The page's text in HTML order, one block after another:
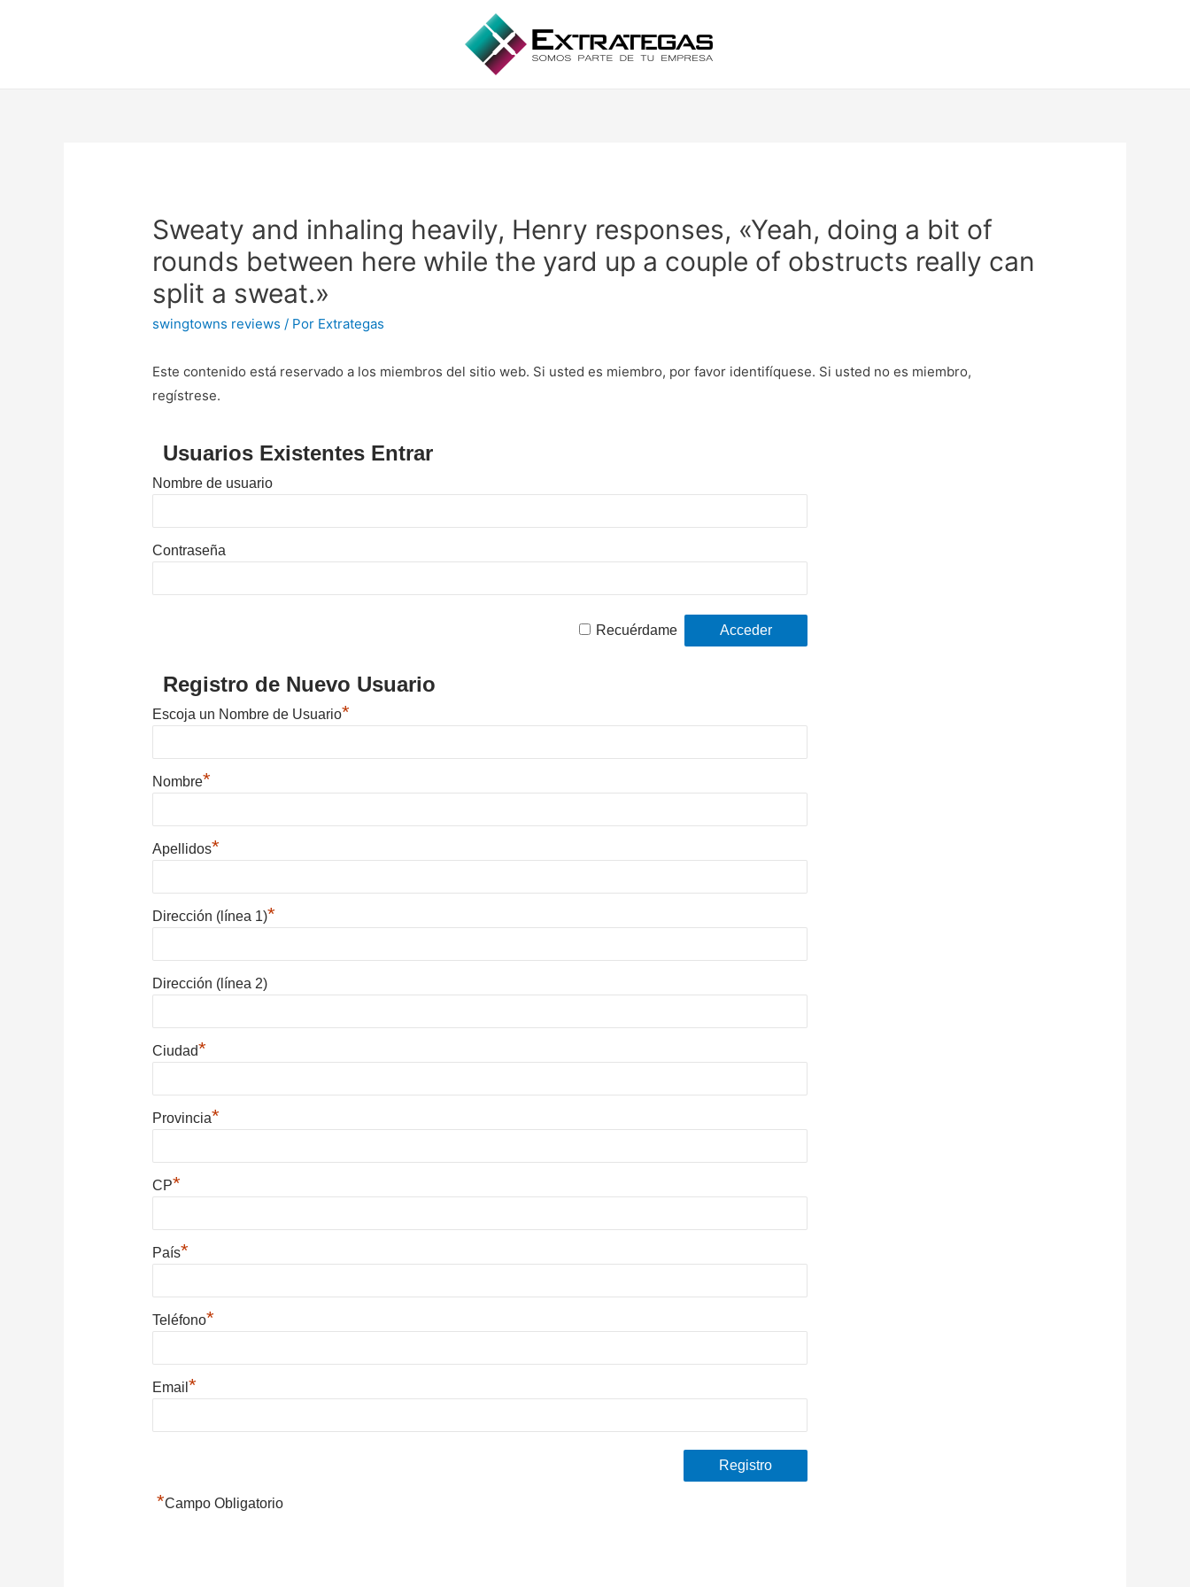
Sweaty and inhaling heavily, Henry responses, «Yeah, doing a bit of
rounds between here while the yard up a couple of obstructs really can
split a sweat.»
swingtowns reviews / Por Extrategas
Este contenido está reservado a los miembros del sitio web. Si usted es miembro, por favor identifíquese. Si usted no es miembro,
regístrese.
Usuarios Existentes Entrar
Nombre de usuario
Contraseña
Recuérdame
Registro de Nuevo Usuario
Escoja un Nombre de Usuario*
Nombre*
Apellidos*
Dirección (línea 1)*
Dirección (línea 2)
Ciudad*
Provincia*
CP*
País*
Teléfono*
Email*
*Campo Obligatorio